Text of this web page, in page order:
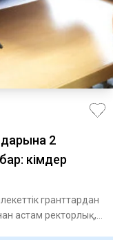
2
кімдер
гранттардан
астам ректорлық,